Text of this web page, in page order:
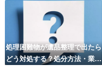
処理困難物が遺品整理で出たら
どう対処する？処分方法・業者